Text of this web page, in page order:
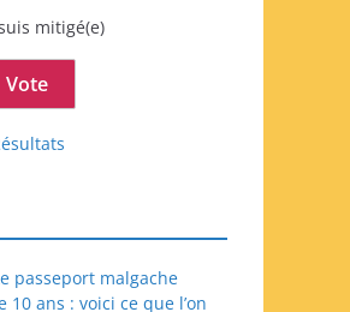
mitigé(e)
passeport malgache
10 ans : voici ce que l’on